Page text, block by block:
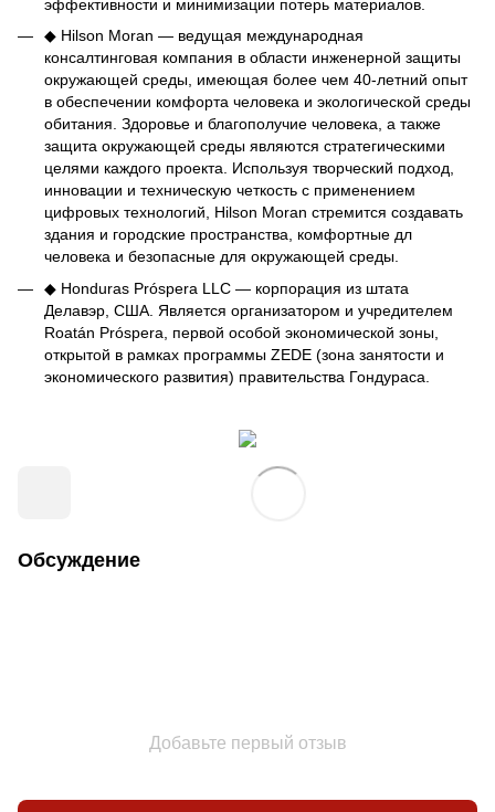
эффективности и минимизации потерь материалов.
◆ Hilson Moran — ведущая международная
консалтинговая компания в области инженерной защиты
окружающей среды, имеющая более чем 40-летний опыт
в обеспечении комфорта человека и экологической среды
обитания. Здоровье и благополучие человека, а также
защита окружающей среды являются стратегическими
целями каждого проекта. Используя творческий подход,
инновации и техническую четкость с применением
цифровых технологий, Hilson Moran стремится создавать
здания и городские пространства, комфортные дл
человека и безопасные для окружающей среды.
◆ Honduras Próspera LLC — корпорация из штата
Делавэр, США. Является организатором и учредителем
Roatán Próspera, первой особой экономической зоны,
открытой в рамках программы ZEDE (зона занятости и
экономического развития) правительства Гондураса.
Обсуждение
Добавьте первый отзыв